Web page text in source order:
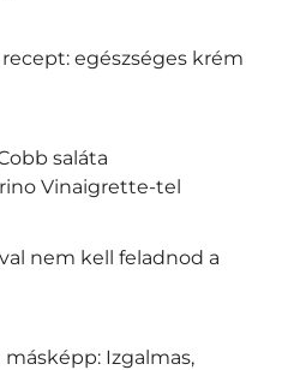
egészséges krém
saláta
Vinaigrette-tel
nem kell feladnod a
Izgalmas,